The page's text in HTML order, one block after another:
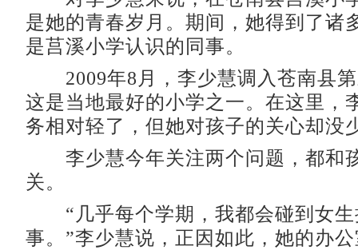
是她的青春岁月。期间，她得到了诸
是莒溪小学认识的同事。
2009年8月，李少慧调入苍南县第
这是当地最好的小学之一。在这里，
务相对轻了，但她对孩子的关心却没
李少慧今年关注两个问题，都和
关。
“几乎每个学期，我都会碰到女生
事。”李少慧说，正因如此，她的办